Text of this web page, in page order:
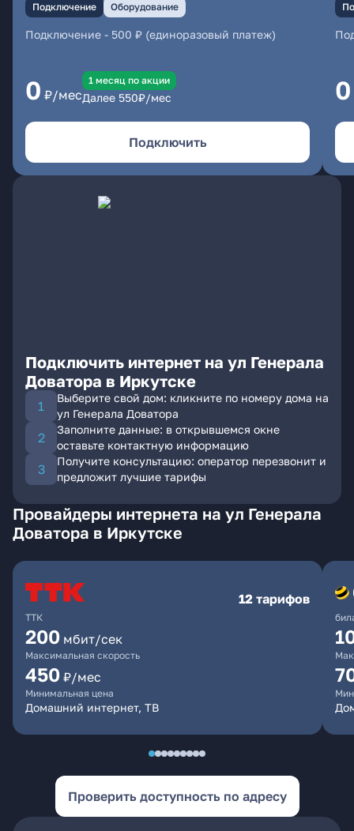
Подключение Оборудование
Подключение - 500 ₽ (единоразовый платеж)
0 ₽/мес
1 месяц по акции
Далее 550₽/мес
Подключить
0
Подключить интернет на ул Генерала
Доватора в Иркутске
Выберите свой дом: кликните по номеру дома на
ул Генерала Доватора
Заполните данные: в открывшемся окне
оставьте контактную информацию
Получите консультацию: оператор перезвонит и
предложит лучшие тарифы
Провайдеры интернета на ул Генерала
Доватора в Иркутске
ТТК
12 тарифов
200 мбит/сек
Максимальная скорость
450 ₽/мес
Минимальная цена
Домашний интернет, ТВ
Проверить доступность по адресу